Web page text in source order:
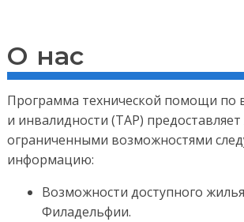
О нас
Программа технической помощи по
и инвалидности (TAP)
ограниченными возможностями
информацию:
Возможности доступного
Филадельфии.